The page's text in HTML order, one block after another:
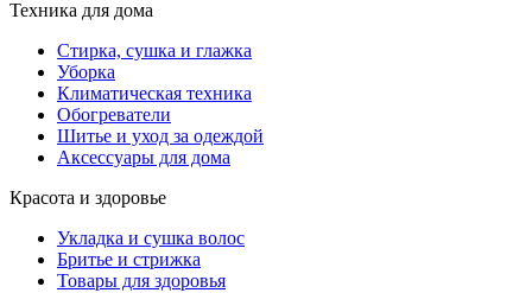
Техника для дома
Стирка, сушка и глажка
Уборка
Климатическая техника
Обогреватели
Шитье и уход за одеждой
Аксессуары для дома
Красота и здоровье
Укладка и сушка волос
Бритье и стрижка
Товары для здоровья